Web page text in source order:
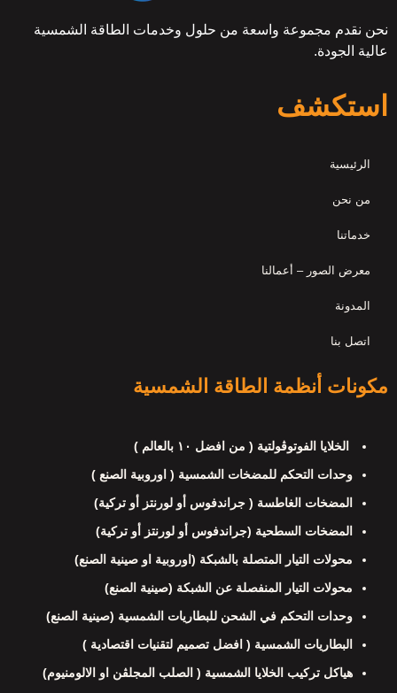
نحن نقدم مجموعة واسعة من حلول وخدمات الطاقة الشمسية
عالية الجودة.
استكشف
الرئيسية
من نحن
خدماتنا
معرض الصور – أعمالنا
المدونة
اتصل بنا
مكونات أنظمة الطاقة الشمسية
الخلايا الفوتوڤولتية ( من افضل ١٠ بالعالم )
وحدات التحكم للمضخات الشمسية ( اوروبية الصنع )
المضخات الغاطسة ( جراندفوس أو لورنتز أو تركية)
المضخات السطحية (جراندفوس أو لورنتز أو تركية)
محولات التيار المتصلة بالشبكة (اوروبية او صينية الصنع)
محولات التيار المنفصلة عن الشبكة (صينية الصنع)
وحدات التحكم في الشحن للبطاريات الشمسية (صينية الصنع)
البطاريات الشمسية ( افضل تصميم لتقنيات اقتصادية )
هياكل تركيب الخلايا الشمسية ( الصلب المجلڤن او الالومنيوم)